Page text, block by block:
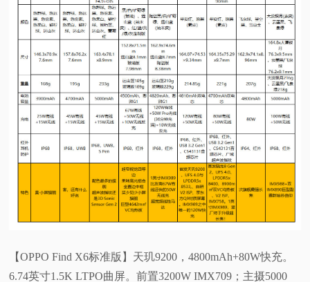
【OPPO Find X6标准版】天玑9200，4800mAh+80W快充。
6.74英寸1.5K LTPO曲屏。前置3200W IMX709；主摄5000